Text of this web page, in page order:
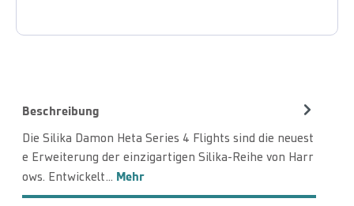
Beschreibung
Die Silika Damon Heta Series 4 Flights sind die neuest
e Erweiterung der einzigartigen Silika-Reihe von Harr
ows. Entwickelt… Mehr